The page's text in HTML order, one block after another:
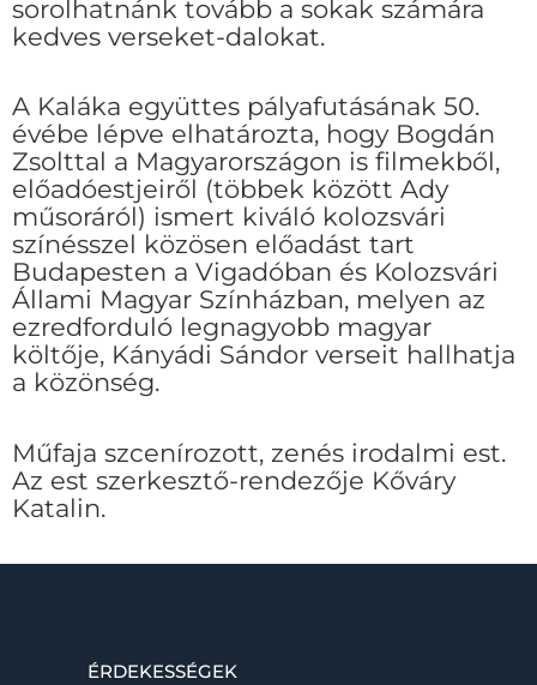
sorolhatnánk tovább a sokak számára
kedves verseket-dalokat.
A Kaláka együttes pályafutásának 50.
évébe lépve elhatározta, hogy Bogdán
Zsolttal a Magyarországon is filmekből,
előadóestjeiről (többek között Ady
műsoráról) ismert kiváló kolozsvári
színésszel közösen előadást tart
Budapesten a Vigadóban és Kolozsvári
Állami Magyar Színházban, melyen az
ezredforduló legnagyobb magyar
költője, Kányádi Sándor verseit hallhatja
a közönség.
Műfaja szcenírozott, zenés irodalmi est.
Az est szerkesztő-rendezője Kőváry
Katalin.
ÉRDEKESSÉGEK